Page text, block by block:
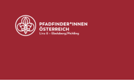
Inhalt
springen